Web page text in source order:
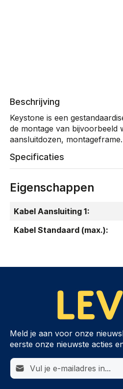
Beschrijving
Keystone is een
de montage van bijvoorbeeld
aansluitdozen,
Specificaties
Eigenschappen
Kabel Aansluiting 1:
Kabel Standaard (max.):
Meld je aan voor onze
eerste onze nieuwste acties
E-mailadres*